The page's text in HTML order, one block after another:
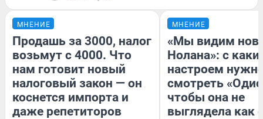
МНЕНИЕ
Продашь за 3000, налог
возьмут с 4000. Что
нам готовит новый
налоговый закон — он
коснется импорта и
даже репетиторов
МНЕНИЕ
«Мы видим
Нолана»: с
настроем
смотреть
чтобы она не
выглядела как